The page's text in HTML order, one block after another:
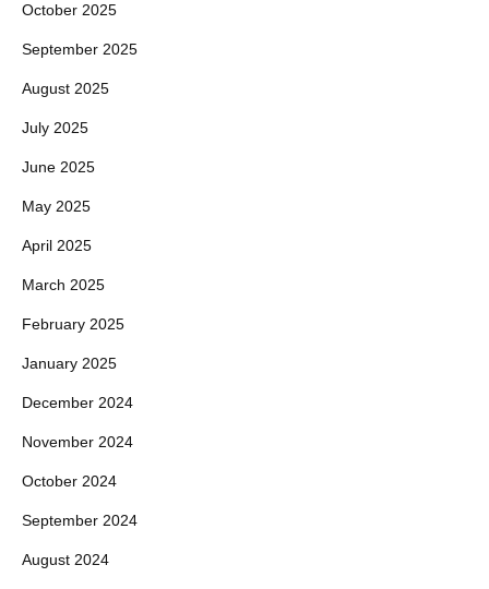
October 2025
September 2025
August 2025
July 2025
June 2025
May 2025
April 2025
March 2025
February 2025
January 2025
December 2024
November 2024
October 2024
September 2024
August 2024